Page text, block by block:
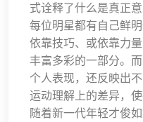
式诠释了什么是真正意
每位明星都有自己鲜
依靠技巧、或依靠力
丰富多彩的一部分。
个人表现，还反映出
运动理解上的差异，
随着新一代年轻才俊